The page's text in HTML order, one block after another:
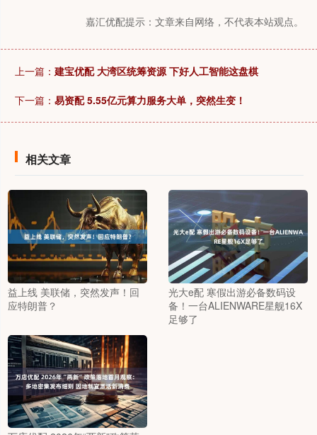
嘉汇优配提示：文章来自网络，不代表本站观点。
上一篇： 建宝优配 大湾区统筹资源 下好人工智能这盘棋
下一篇： 易资配 5.55亿元算力服务大单，突然生变！
相关文章
益上线 美联储，突然发声！回
应特朗普？
光大e配 寒假出游必备数码设
备！一台ALIENWARE星舰16X
足够了